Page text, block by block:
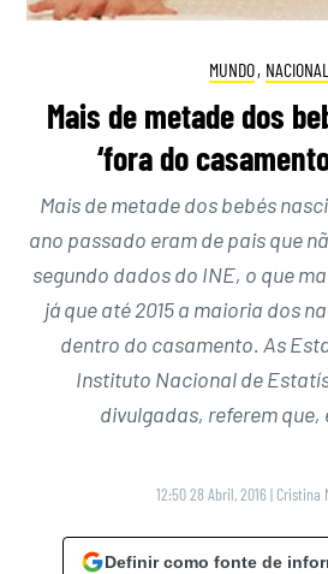
MUNDO, NACIONAL
Mais de metade dos
‘fora do
Mais de metade dos bebés
ano passado eram de pais que
segundo dados do INE, o que
já que até 2015 a maioria dos
dentro do casamento. As
Instituto Nacional de
divulgadas, referem
12:50 28 Abril, 2016 | Cristina
Definir como fonte de